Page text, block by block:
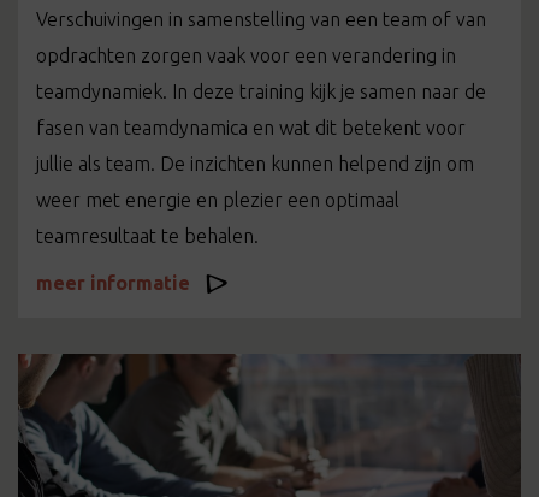
Verschuivingen in samenstelling van een team of van
opdrachten zorgen vaak voor een verandering in
teamdynamiek. In deze training kijk je samen naar de
fasen van teamdynamica en wat dit betekent voor
jullie als team. De inzichten kunnen helpend zijn om
weer met energie en plezier een optimaal
teamresultaat te behalen.
meer informatie